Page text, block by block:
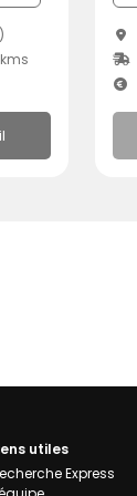
utiles
Express